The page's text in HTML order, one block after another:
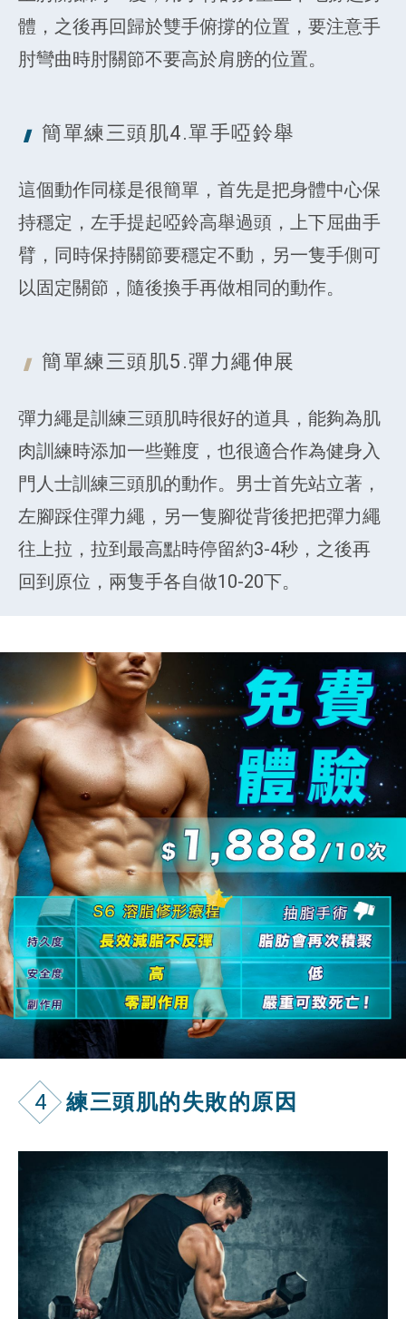
體，之後再回歸於雙手俯撐的位置，要注意手
肘彎曲時肘關節不要高於肩膀的位置。
簡單練三頭肌4.單手啞鈴舉
這個動作同樣是很簡單，首先是把身體中心保
持穩定，左手提起啞鈴高舉過頭，上下屈曲手
臂，同時保持關節要穩定不動，另一隻手側可
以固定關節，隨後換手再做相同的動作。
簡單練三頭肌5.彈力繩伸展
彈力繩是訓練三頭肌時很好的道具，能夠為肌
肉訓練時添加一些難度，也很適合作為健身入
門人士訓練三頭肌的動作。男士首先站立著，
左腳踩住彈力繩，另一隻腳從背後把把彈力繩
往上拉，拉到最高點時停留約3-4秒，之後再
回到原位，兩隻手各自做10-20下。
4 練三頭肌的失敗的原因